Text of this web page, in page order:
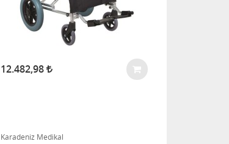
12.482,98
Karadeniz Medikal